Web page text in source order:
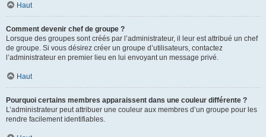
Haut
Comment devenir chef de groupe ?
Lorsque des groupes sont créés par l’administrateur, il leur est attribué un chef
de groupe. Si vous désirez créer un groupe d’utilisateurs, contactez
l’administrateur en premier lieu en lui envoyant un message privé.
Haut
Pourquoi certains membres apparaissent dans une couleur différente ?
L’administrateur peut attribuer une couleur aux membres d’un groupe pour les
rendre facilement identifiables.